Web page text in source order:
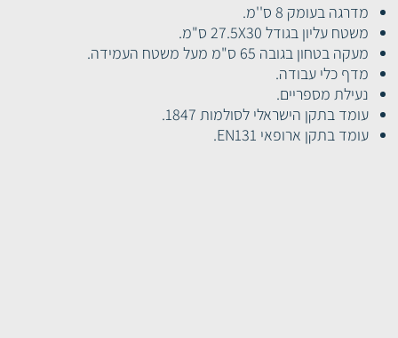
מדרגה בעומק 8 ס''מ.
משטח עליון בגודל 27.5X30 ס"מ.
מעקה בטחון בגובה 65 ס"מ מעל משטח העמידה.
מדף כלי עבודה.
נעילת מספריים.
עומד בתקן הישראלי לסולמות 1847.
עומד בתקן ארופאי EN131.